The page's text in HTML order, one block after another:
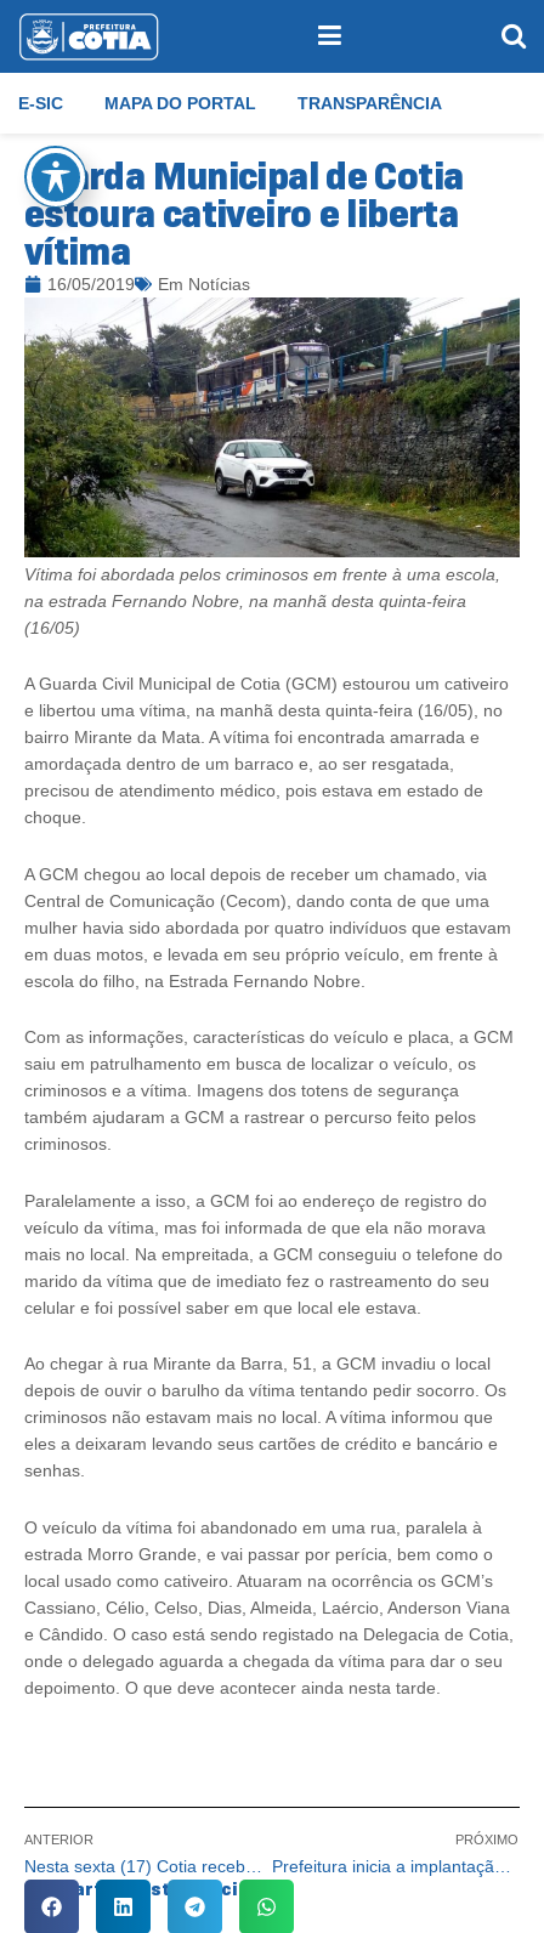
E-SIC MAPA DO PORTAL TRANSPARÊNCIA
Guarda Municipal de Cotia
estoura cativeiro e liberta
vítima
16/05/2019 Em Notícias
Vítima foi abordada pelos criminosos em frente à uma escola,
na estrada Fernando Nobre, na manhã desta quinta-feira
(16/05)
A Guarda Civil Municipal de Cotia (GCM) estourou um cativeiro
e libertou uma vítima, na manhã desta quinta-feira (16/05), no
bairro Mirante da Mata. A vítima foi encontrada amarrada e
amordaçada dentro de um barraco e, ao ser resgatada,
precisou de atendimento médico, pois estava em estado de
choque.
A GCM chegou ao local depois de receber um chamado, via
Central de Comunicação (Cecom), dando conta de que uma
mulher havia sido abordada por quatro indivíduos que estavam
em duas motos, e levada em seu próprio veículo, em frente à
escola do filho, na Estrada Fernando Nobre.
Com as informações, características do veículo e placa, a GCM
saiu em patrulhamento em busca de localizar o veículo, os
criminosos e a vítima. Imagens dos totens de segurança
também ajudaram a GCM a rastrear o percurso feito pelos
criminosos.
Paralelamente a isso, a GCM foi ao endereço de registro do
veículo da vítima, mas foi informada de que ela não morava
mais no local. Na empreitada, a GCM conseguiu o telefone do
marido da vítima que de imediato fez o rastreamento do seu
celular e foi possível saber em que local ele estava.
Ao chegar à rua Mirante da Barra, 51, a GCM invadiu o local
depois de ouvir o barulho da vítima tentando pedir socorro. Os
criminosos não estavam mais no local. A vítima informou que
eles a deixaram levando seus cartões de crédito e bancário e
senhas.
O veículo da vítima foi abandonado em uma rua, paralela à
estrada Morro Grande, e vai passar por perícia, bem como o
local usado como cativeiro. Atuaram na ocorrência os GCM’s
Cassiano, Célio, Celso, Dias, Almeida, Laércio, Anderson Viana
e Cândido. O caso está sendo registado na Delegacia de Cotia,
onde o delegado aguarda a chegada da vítima para dar o seu
depoimento. O que deve acontecer ainda nesta tarde.
ANTERIOR
Nesta sexta (17) Cotia recebe o ‘Projeto BuZum!’ com teatro gratuito
PRÓXIMO
Prefeitura inicia a implantação de lombadas na Estrada dos Pereiras
Compartilhe esta notícia: